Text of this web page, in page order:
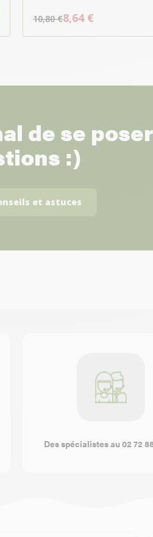
10,80 €8,64 €
de se
:)
et astuces
Des spécialistes au 02 72